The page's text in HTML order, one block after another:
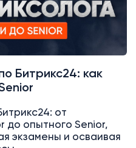
Битрикс24: как
от
до опытного Senior,
экзамены и осваивая